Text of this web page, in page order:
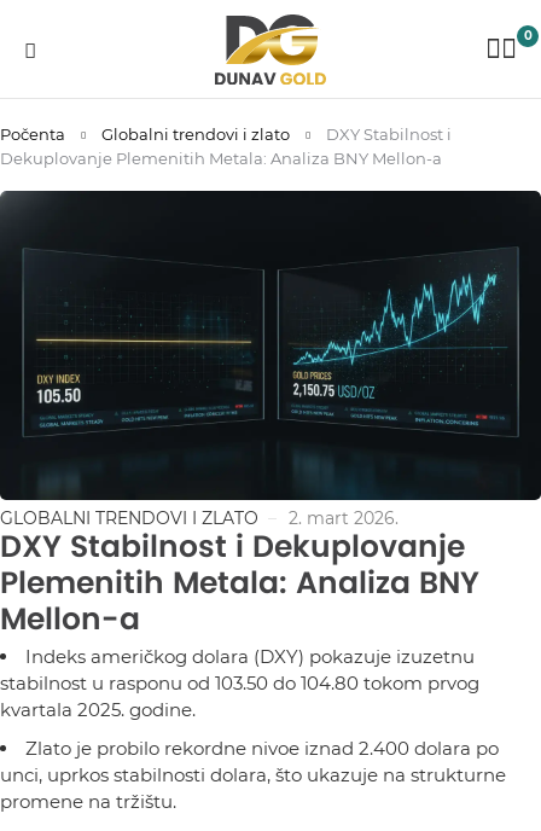
0
Počenta Globalni trendovi i zlato
DXY Stabilnost i
Dekuplovanje Plemenitih Metala: Analiza BNY Mellon-a
GLOBALNI TRENDOVI I ZLATO 2. mart 2026.
DXY Stabilnost i Dekuplovanje
Plemenitih Metala: Analiza BNY
Mellon-a
Indeks američkog dolara (DXY) pokazuje izuzetnu
stabilnost u rasponu od 103.50 do 104.80 tokom prvog
kvartala 2025. godine.
Zlato je probilo rekordne nivoe iznad 2.400 dolara po
unci, uprkos stabilnosti dolara, što ukazuje na strukturne
promene na tržištu.